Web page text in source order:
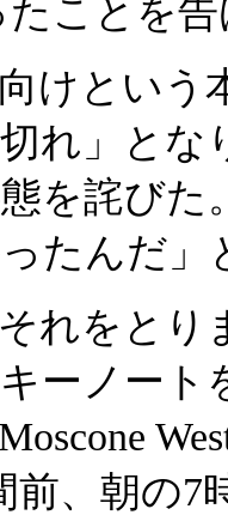
ことを
けという
れ」とな
を詫びた
たんだ」
れをとり
ーノート
前、朝の7